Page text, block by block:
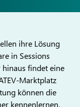
ihre Lösung
in Sessions
findet eine
Marktplatz
können die
kennenlernen,